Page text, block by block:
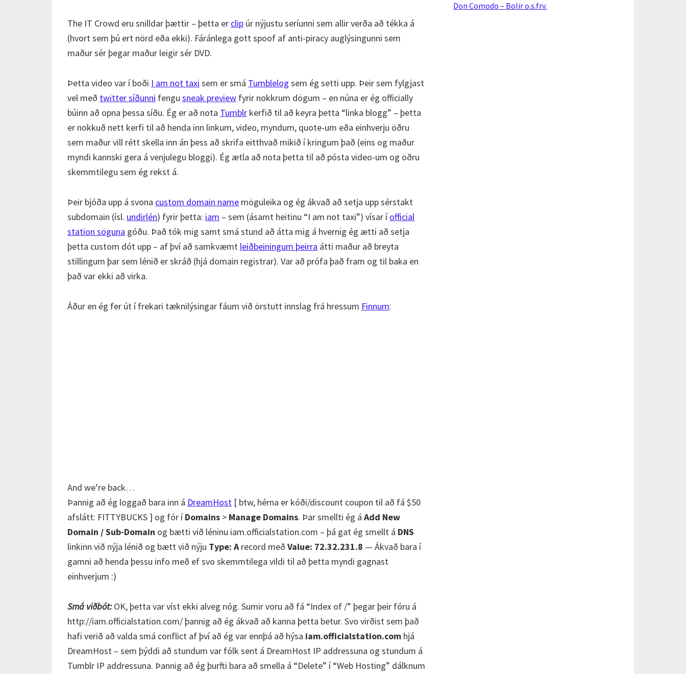
The IT Crowd eru snilldar þættir – þetta er clip úr nýjustu seríunni sem allir verða að tékka á
(hvort sem þú ert nörd eða ekki). Fáránlega gott spoof af anti-piracy auglýsingunni sem
maður sér þegar maður leigir sér DVD.
Þetta video var í boði I am not taxi sem er smá Tumblelog sem ég setti upp. Þeir sem fylgjast
vel með twitter síðunni fengu sneak preview fyrir nokkrum dögum – en núna er ég officially
búinn að opna þessa síðu. Ég er að nota Tumblr kerfið til að keyra þetta “linka blogg” – þetta
er nokkuð nett kerfi til að henda inn linkum, video, myndum, quote-um eða einhverju öðru
sem maður vill rétt skella inn án þess að skrifa eitthvað mikið í kringum það (eins og maður
myndi kannski gera á venjulegu bloggi). Ég ætla að nota þetta til að pósta video-um og öðru
skemmtilegu sem ég rekst á.
Þeir bjóða upp á svona custom domain name möguleika og ég ákvað að setja upp sérstakt
subdomain (ísl. undirlén) fyrir þetta: iam – sem (ásamt heitinu “I am not taxi”) vísar íofficial
station söguna góðu. Það tók mig samt smá stund að átta mig á hvernig ég ætti að setja
þetta custom dót upp – af því að samkvæmt leiðbeiningum þeirra átti maður að breyta
stillingum þar sem lénið er skráð (hjá domain registrar). Var að prófa það fram og til baka en
það var ekki að virka.
Áður en ég fer út í frekari tæknilýsingar fáum við örstutt innslag frá hressum Finnum:
And we’re back…
Þannig að ég loggað bara inn á DreamHost [ btw, hérna er kóði/discount coupon til að fá $50
afslátt: FITTYBUCKS ] og fór íDomains > Manage Domains. Þar smellti ég á Add New
Domain / Sub-Domain og bætti við léninu iam.officialstation.com – þá gat ég smellt á DNS
linkinn við nýja lénið og bætt við nýju Type: Arecord með Value: 72.32.231.8 — Ákvað bara í
gamni að henda þessu info með ef svo skemmtilega vildi til að þetta myndi gagnast
einhverjum :)
Smá viðbót:OK, þetta var víst ekki alveg nóg. Sumir voru að fá “Index of /” þegar þeir fóru á
http://iam.officialstation.com/ þannig að ég ákvað að kanna þetta betur. Svo virðist sem það
hafi verið að valda smá conflict af því að ég var ennþá að hýsa iam.officialstation.com hjá
DreamHost – sem þýddi að stundum var fólk sent á DreamHost IP addressuna og stundum á
Tumblr IP addressuna. Þannig að ég þurfti bara að smella á “Delete” í “Web Hosting” dálknum
Don Comodo – Bolir o.s.frv.